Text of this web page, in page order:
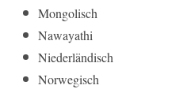
Mongolisch
Nawayathi
Niederländisch
Norwegisch